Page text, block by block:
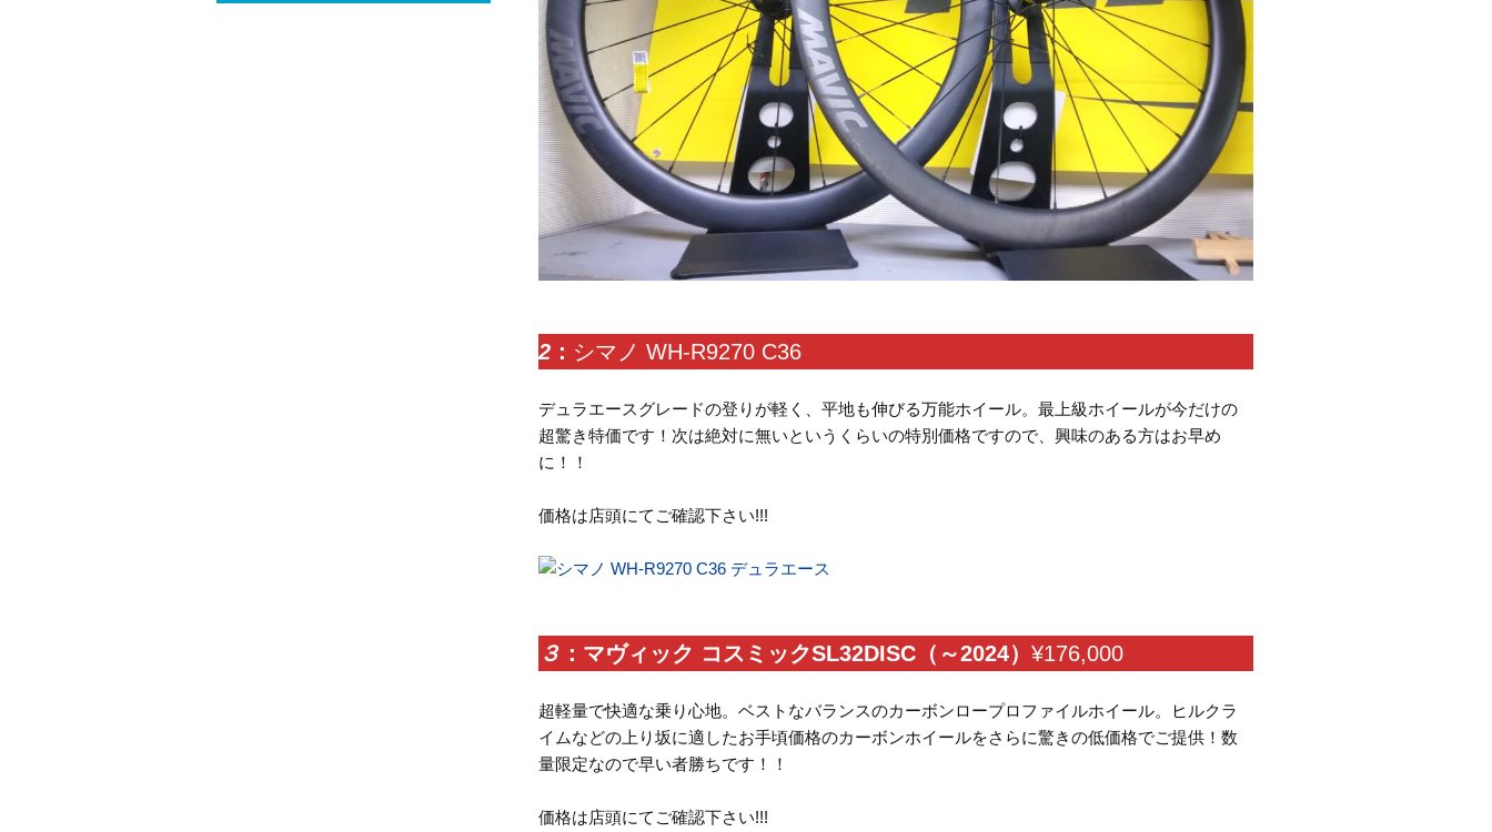
2 ： シマノ WH-R9270 C36
デュラエースグレードの登りが軽く、平地も伸びる万能ホイール。最上級ホイールが今だけの
超驚き特価です！次は絶対に無いというくらいの特別価格ですので、興味のある方はお早め
に！！
価格は店頭にてご確認下さい!!!
３ ：マヴィック コスミックSL32DISC（～2024） ¥176,000
超軽量で快適な乗り心地。ベストなバランスのカーボンロープロファイルホイール。ヒルクラ
イムなどの上り坂に適したお手頃価格のカーボンホイールをさらに驚きの低価格でご提供！数
量限定なので早い者勝ちです！！
価格は店頭にてご確認下さい!!!